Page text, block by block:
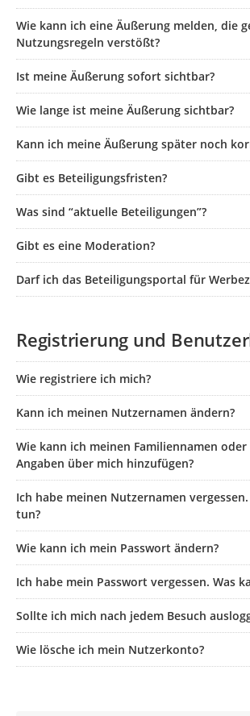
Wie kann ich eine Äußerung melden, die
Nutzungsregeln verstößt?
Ist meine Äußerung sofort sichtbar?
Wie lange ist meine Äußerung sichtbar?
Kann ich meine Äußerung später noch
Gibt es Beteiligungsfristen?
Was sind “aktuelle Beteiligungen”?
Gibt es eine Moderation?
Darf ich das Beteiligungsportal für
Registrierung und
Wie registriere ich mich?
Kann ich meinen Nutzernamen ändern?
Wie kann ich meinen Familiennamen
Angaben über mich hinzufügen?
Ich habe meinen Nutzernamen
tun?
Wie kann ich mein Passwort ändern?
Ich habe mein Passwort vergessen. Was
Sollte ich mich nach jedem Besuch
Wie lösche ich mein Nutzerkonto?